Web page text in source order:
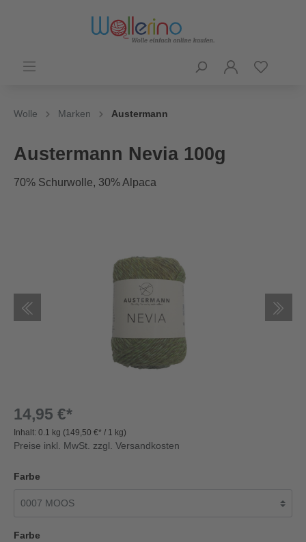
Wolle Marken Austermann
Austermann Nevia 100g
70% Schurwolle, 30% Alpaca
14,95 €*
Inhalt: 0.1 kg (149,50 €* / 1 kg)
Preise inkl. MwSt. zzgl. Versandkosten
Farbe
Farbe